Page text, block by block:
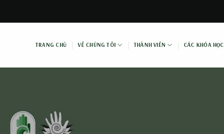
TRANG CHỦ VỀ CHÚNG TÔI THÀNH VIÊN CÁC KHÓA HỌC